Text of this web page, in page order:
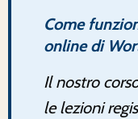
Come
online di
Il nostro
le lezioni